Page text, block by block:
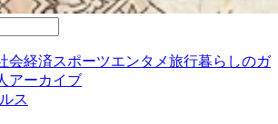
会経済スポーツエンタメ旅行暮らしのガ
アーカイブ
ス